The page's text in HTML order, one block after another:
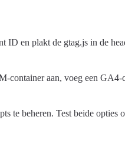
ID en plakt de gtag.js in de
container aan, voeg een GA4-
te beheren. Test beide opties